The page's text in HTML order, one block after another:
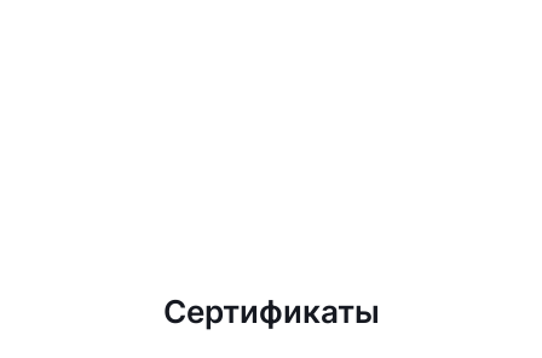
Сертификаты